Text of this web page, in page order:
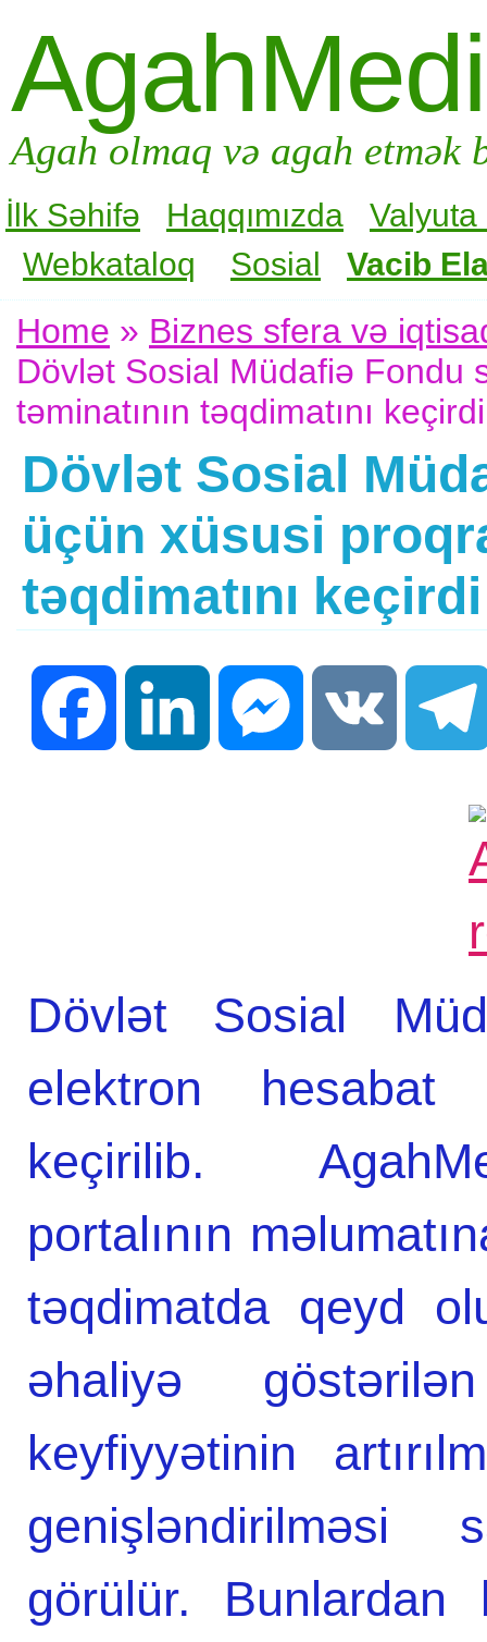
Agah olmaq və agah
İlk Səhifə Haqqımızda
Valyuta
Webkataloq
Sosial Vacib
Home » Biznes sfera və
Dövlət Sosial Müdafiə Fondu
təminatının təqdimatını keçirdi
Dövlət Sosial
üçün xüsusi
təqdimatını keçirdi
Facebook LinkedIn Messenger VK
Dövlət Sosial
elektron
keçirilib.
portalının
təqdimatda qeyd
əhaliyə
keyfiyyətinin
genişləndirilməsi
görülür.